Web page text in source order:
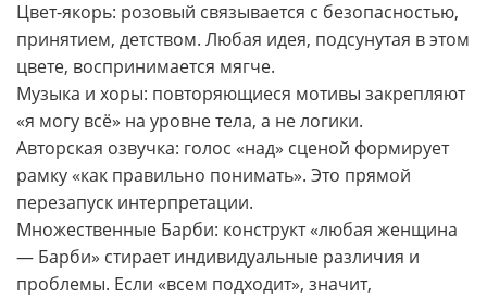
Цвет-якорь: розовый связывается с безопасностью,
принятием, детством. Любая идея, подсунутая в этом
цвете, воспринимается мягче.
Музыка и хоры: повторяющиеся мотивы закрепляют
«я могу всё» на уровне тела, а не логики.
Авторская озвучка: голос «над» сценой формирует
рамку «как правильно понимать». Это прямой
перезапуск интерпретации.
Множественные Барби: конструкт «любая женщина
— Барби» стирает индивидуальные различия и
проблемы. Если «всем подходит», значит,